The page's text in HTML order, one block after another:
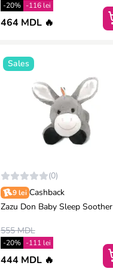
-20% -116 lei
464 MDL 🔥
Sales
(0)
9 lei Cashback
Zazu Don Baby Sleep Soother
555 MDL
-20% -111 lei
444 MDL 🔥